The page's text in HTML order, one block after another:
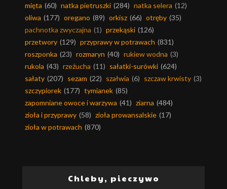
mięta (60) natka pietruszki (284) natka selera (12)
oliwa (177) oregano (89) orkisz (66) otręby (35)
pachnotka zwyczajna (1) przekąski (126)
przetwory (129) przyprawy w potrawach (831)
roszponka (23) rozmaryn (40) rukiew wodna (3)
rukola (43) rzeżucha (11) sałatki-surówki (624)
sałaty (207) sezam (22) szałwia (6) szczaw krwisty (3)
szczypiorek (177) tymianek (85)
zapomniane owoce i warzywa (41) ziarna (484)
zioła i przyprawy (58) zioła prowansalskie (17)
zioła w potrawach (870)
Chleby, pieczywo